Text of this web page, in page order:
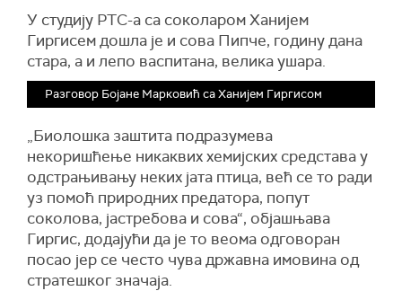
У студију РТС-а са соколаром Ханијем
Гиргисем дошла је и сова Пипче, годину дана
стара, а и лепо васпитана, велика ушара.
Разговор Бојане Марковић са Ханијем Гиргисом
„Биолошка заштита подразумева
некоришћење никаквих хемијских средстава у
одстрањивању неких јата птица, већ се то ради
уз помоћ природних предатора, попут
соколова, јастребова и сова“, објашњава
Гиргис, додајући да је то веома одговоран
посао јер се често чува државна имовина од
стратешког значаја.